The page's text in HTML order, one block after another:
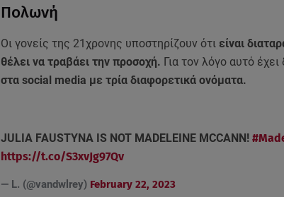
Πολωνή
Οι γονείς της 21χρονης υποστηρίζουν ότι είναι
θέλει να τραβάει την προσοχή. Για τον λόγο αυτό
στα social media με τρία διαφορετικά ονόματα.
JULIA FAUSTYNA IS NOT MADELEINE MCCANN!
https://t.co/S3xvJg97Qv
— L. (@vandwlrey) February 22, 2023